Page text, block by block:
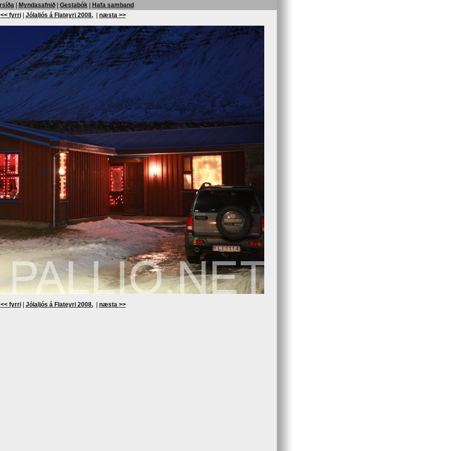
| Myndasafnið| Gestabók|
Hafa samband
<< fyrri| Jólaljós á Flateyri 2008.| næsta >>
<< fyrri| Jólaljós á Flateyri 2008.| næsta >>